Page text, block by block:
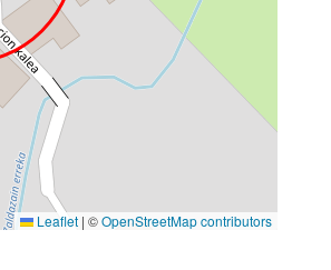
Leaflet | ©OpenStreetMap contributors